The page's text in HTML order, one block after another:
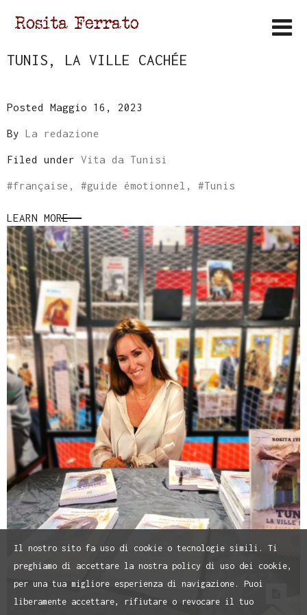
TUNIS, LA VILLE CACHÉE
Posted Maggio 16, 2023
By La redazione
Filed under Vita da Tunisi
#française , #guide émotionnel , #Tunis
LEARN MORE
Il nostro sito fa uso di cookie o tecnologie simili. Ti
preghiamo di accettare la nostra policy di uso dei cookie,
per una tua migliore esperienza di navigazione. Puoi
liberamente accettare, rifiutare o revocare il tuo